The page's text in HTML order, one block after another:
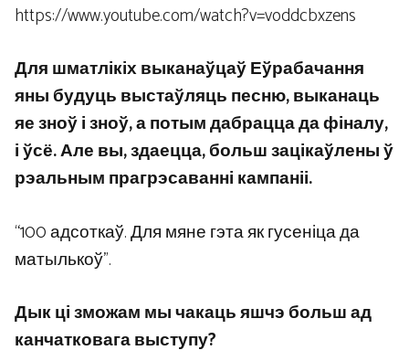
https://www.youtube.com/watch?v=voddcbxzens
Для шматлікіх выканаўцаў Еўрабачання
яны будуць выстаўляць песню, выканаць
яе зноў і зноў, а потым дабрацца да фіналу,
і ўсё. Але вы, здаецца, больш зацікаўлены ў
рэальным прагрэсаванні кампаніі.
“100 адсоткаў. Для мяне гэта як гусеніца да
матылькоў”.
Дык ці зможам мы чакаць яшчэ больш ад
канчатковага выступу?